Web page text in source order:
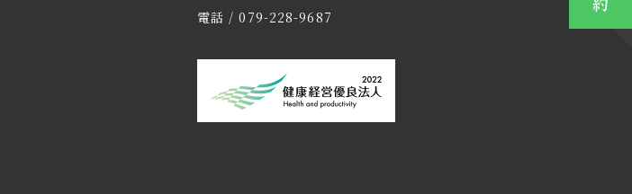
電話 / 079-228-9687